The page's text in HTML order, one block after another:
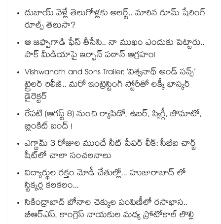
దుబాయ్ వెళ్లే తెలుగోళ్లకు అలర్ట్.. మారిన రూమ్ షేరింగ్‌
రూల్స్ తెలుసా?
ఆ జఫ్పాగాడి ఫేస్ తీసేసి.. నా ముఖం ఎందుకు పెట్టారు..
పాక్ మీడియాపై ఇర్ఫాన్ పఠాన్ ఆగ్రహం!
Vishwanath and Sons Trailer: ‘విశ్వనాథ్ అండ్ సన్స్’
ట్రైలర్ రిలీజ్.. మరో ఇంట్రెస్టింగ్ స్టోరీతో లక్కీ భాస్కర్
డైరెక్టర్
రేపటి (ఆగస్ట్ 8) నుంచి ర్యాపిడో, ఉబర్, స్విగ్గీ, జొమాటో,
బ్లింకిట్ బంద్ !
ఎగ్జామ్ 3 రోజుల ముందే నీట్ పేపర్ లీక్: సీబీఐ చార్జ్
షీట్‎లో చాలా సంచలనాలు
విద్యార్థుల రక్తం మోడీ చేతుల్లో... హుజురాబాద్ లో
స్టిక్కర్ల కలకలం...
సికింద్రాబాద్ బోనాల చెక్కుల పంపిణీలో రసాభాస..
బీఆర్ఎస్, కాంగ్రెస్ నాయకుల మధ్య ప్రోటోకాల్ లొల్లి